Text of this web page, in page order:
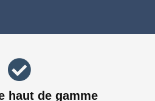
haut de gamme